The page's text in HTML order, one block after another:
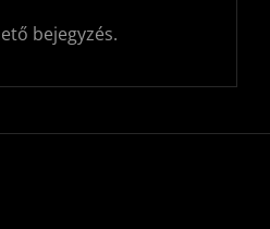
bejegyzés.